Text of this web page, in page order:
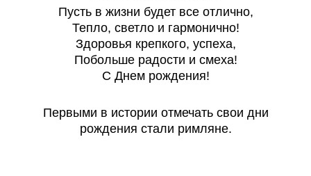
Пусть в жизни будет все отлично,
Тепло, светло и гармонично!
Здоровья крепкого, успеха,
Побольше радости и смеха!
С Днем рождения!
Первыми в истории отмечать свои дни
рождения стали римляне.